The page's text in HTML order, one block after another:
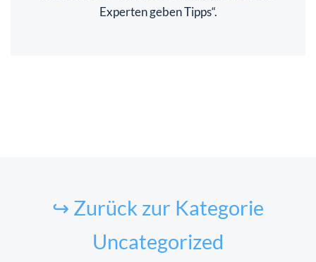
Experten geben Tipps“.
↪ Zurück zur Kategorie
Uncategorized